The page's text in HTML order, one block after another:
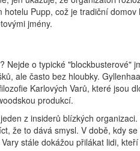
hotelu Pupp, což je tradiční domov
jmény.
Nejde o typické "blockbusterové"
ale často bez hloubky.
Karlových Varů, které jsou
produkcí.
z insiderů blízkých
že to dává smysl. V době, kdy
stále dokážou přilákat lidi,